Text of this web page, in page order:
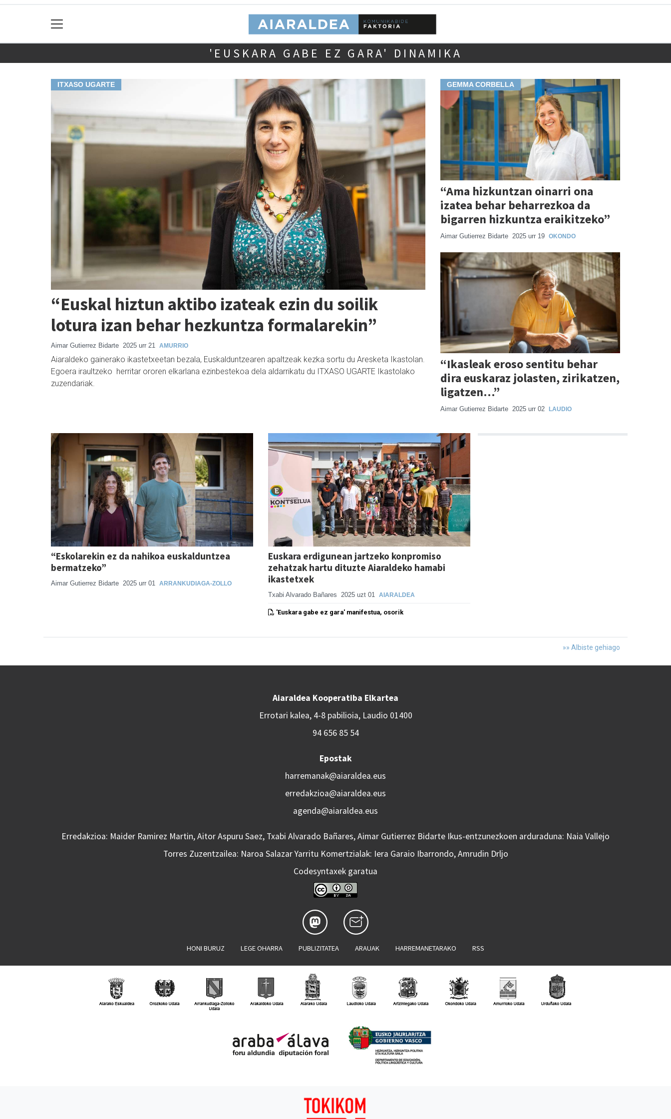
'EUSKARA GABE EZ GARA' DINAMIKA
ITXASO UGARTE
“Euskal hiztun aktibo izateak ezin du soilik
lotura izan behar hezkuntza formalarekin”
Aimar Gutierrez Bidarte 2025 urr 21 AMURRIO
Aiaraldeko gainerako ikastetxeetan bezala, Euskalduntzearen apaltzeak kezka sortu du Aresketa Ikastolan.
Egoera iraultzeko herritar ororen elkarlana ezinbestekoa dela aldarrikatu du ITXASO UGARTE Ikastolako
zuzendariak.
GEMMA CORBELLA
“Ama hizkuntzan oinarri ona
izatea behar beharrezkoa da
bigarren hizkuntza eraikitzeko”
Aimar Gutierrez Bidarte 2025 urr 19 OKONDO
“Ikasleak eroso sentitu behar
dira euskaraz jolasten, zirikatzen,
ligatzen…”
Aimar Gutierrez Bidarte 2025 urr 02 LAUDIO
“Eskolarekin ez da nahikoa euskalduntzea
bermatzeko”
Aimar Gutierrez Bidarte 2025 urr 01 ARRANKUDIAGA-ZOLLO
Euskara erdigunean jartzeko konpromiso
zehatzak hartu dituzte Aiaraldeko hamabi
ikastetxek
Txabi Alvarado Bañares 2025 uzt 01 AIARALDEA
'Euskara gabe ez gara' manifestua, osorik
»» Albiste gehiago
Aiaraldea Kooperatiba Elkartea
Errotari kalea, 4-8 pabilioia, Laudio 01400
94 656 85 54
Epostak
harremanak@aiaraldea.eus
erredakzioa@aiaraldea.eus
agenda@aiaraldea.eus
Erredakzioa: Maider Ramirez Martin, Aitor Aspuru Saez, Txabi Alvarado Bañares, Aimar Gutierrez Bidarte Ikus-entzunezkoen arduraduna: Naia Vallejo
Torres Zuzentzailea: Naroa Salazar Yarritu Komertzialak: Iera Garaio Ibarrondo, Amrudin Drljo
Codesyntaxek garatua
HONI BURUZ LEGE OHARRA PUBLIZITATEA ARAUAK HARREMANETARAKO RSS